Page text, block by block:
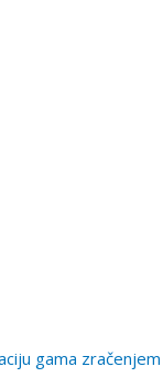
gama zračenjem